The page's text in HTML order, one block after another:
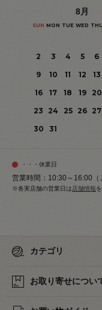
8月
SUN MON TUE WED THU
2
3 4 5 6
9
10 11 12 13
16
17 18 19 20
23
24 25 26 27
30
31
・・・休業日
営業時間：10:30～16:00（
※各実店舗の営業日は 店舗情報
カテゴリ
お取り寄せについ